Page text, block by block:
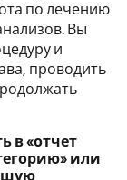
по лечению
Вы
и
проводить
в «отчет
или